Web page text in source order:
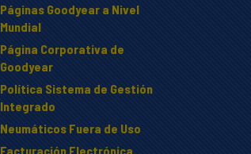
Páginas Goodyear a Nivel
Mundial
Página Corporativa de
Goodyear
Política Sistema de Gestión
Integrado
Neumáticos Fuera de Uso
Facturación Electrónica